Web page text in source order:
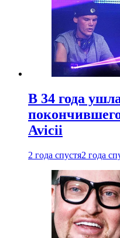
В 34 года
Avicii
2 года спустя2 года